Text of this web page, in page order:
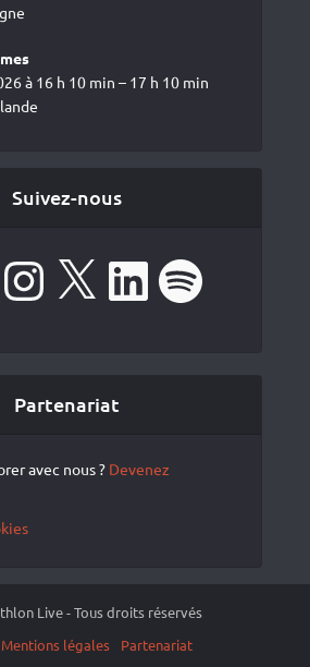
à 16 h 10 min – 17 h 10 min
Suivez-nous
Instagram LinkedIn Spotify
Partenariat
avec nous ? Devenez
Live - Tous droits réservés
Mentions légales Partenariat